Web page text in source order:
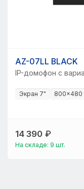
AZ-07LL BLACK
IP-домофон с
Экран 7" 800×480
14 390 ₽
На складе: 9 шт.